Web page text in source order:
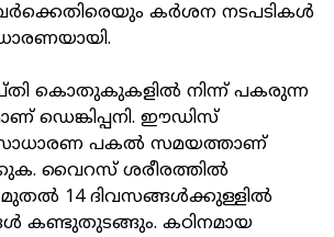
കര്‍ശന നടപടികള്‍
കൊതുകുകളില്‍ നിന്ന് പകരുന്ന
ഡെങ്കിപ്പനി. ഈഡിസ്
പകല്‍ സമയത്താണ്
വൈറസ് ശരീരത്തില്‍
മുതല്‍ 14 ദിവസങ്ങള്‍ക്കുള്ളില്‍
കണ്ടുതുടങ്ങും. കഠിനമായ